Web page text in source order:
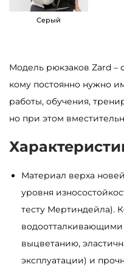
S
b
a
g
Z
r
N
Серый
Модель рюкзаков Zard –
кому постоянно нужно
работы, обучения,
но при этом
Материал верха
уровня
тесту Мертиндейла).
водоотталкивающими
выцветанию,
эксплуатации) и